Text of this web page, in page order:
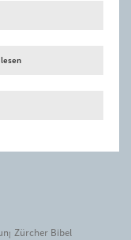
Zürcher Bibel